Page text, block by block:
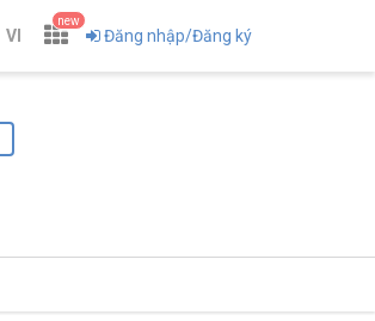
VI
new
Đăng nhập/Đăng ký